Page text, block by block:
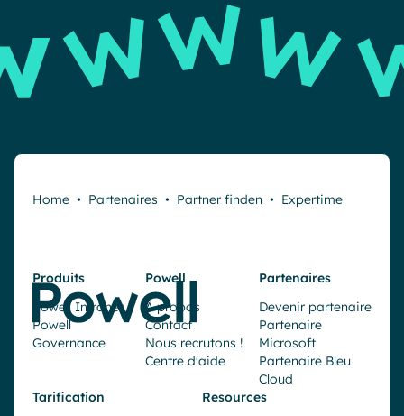
Home • Partenaires • Partner finden • Expertime
Produits
Powell Intranet
Powell
Governance
Powell
À propos
Contact
Nous recrutons !
Centre d'aide
Partenaires
Devenir partenaire
Partenaire
Microsoft
Partenaire Bleu
Cloud
Tarification
Resources